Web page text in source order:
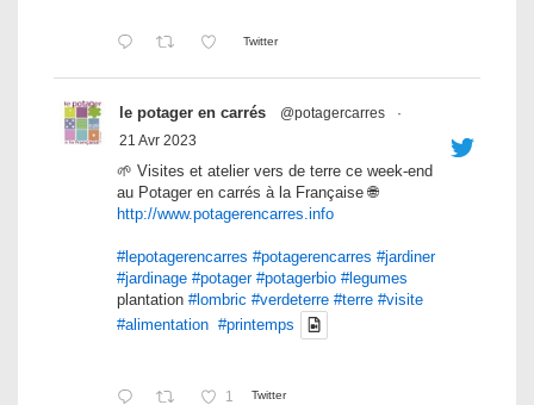
Twitter
le potager en carrés @potagercarres
·
21 Avr 2023
🌱 Visites et atelier vers de terre ce week-end
au Potager en carrés à la Française 🌐
http://www.potagerencarres.info
#lepotagerencarres #potagerencarres #jardiner
#jardinage #potager #potagerbio #legumes
plantation #lombric #verdeterre #terre #visite
#alimentation #printemps
1 Twitter